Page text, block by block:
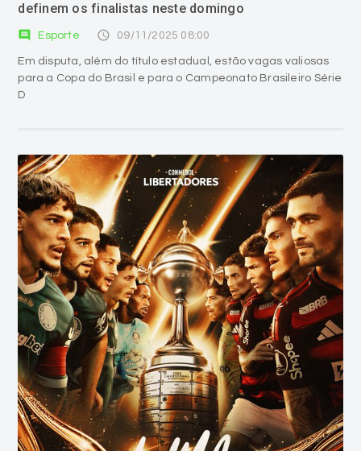
definem os finalistas neste domingo
comment Esporte access_time 09/11/2025 08:00
Em disputa, além do título estadual, estão vagas valiosas
para a Copa do Brasil e para o Campeonato Brasileiro Série
D